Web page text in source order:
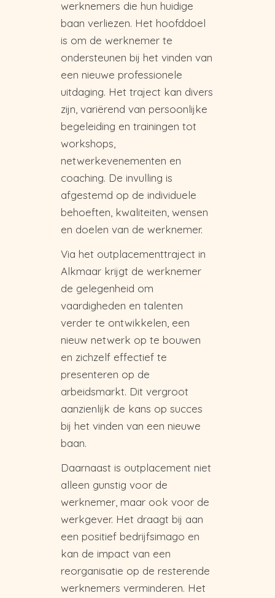
werknemers die hun huidige
baan verliezen. Het hoofddoel
is om de werknemer te
ondersteunen bij het vinden van
een nieuwe professionele
uitdaging. Het traject kan divers
zijn, variërend van persoonlijke
begeleiding en trainingen tot
workshops,
netwerkevenementen en
coaching. De invulling is
afgestemd op de individuele
behoeften, kwaliteiten, wensen
en doelen van de werknemer.
Via het outplacementtraject in
Alkmaar krijgt de werknemer
de gelegenheid om
vaardigheden en talenten
verder te ontwikkelen, een
nieuw netwerk op te bouwen
en zichzelf effectief te
presenteren op de
arbeidsmarkt. Dit vergroot
aanzienlijk de kans op succes
bij het vinden van een nieuwe
baan.
Daarnaast is outplacement niet
alleen gunstig voor de
werknemer, maar ook voor de
werkgever. Het draagt bij aan
een positief bedrijfsimago en
kan de impact van een
reorganisatie op de resterende
werknemers verminderen. Het